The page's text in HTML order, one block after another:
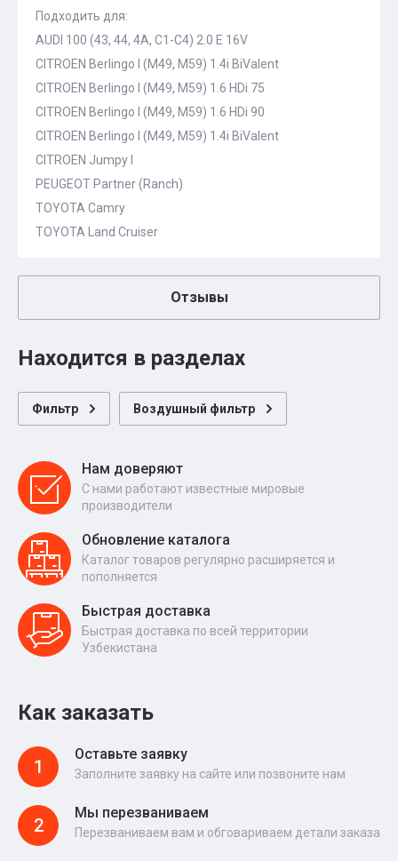
Подходить для:
AUDI 100 (43, 44, 4A, C1-C4) 2.0 E 16V
CITROEN Berlingo I (M49, M59) 1.4i BiValent
CITROEN Berlingo I (M49, M59) 1.6 HDi 75
CITROEN Berlingo I (M49, M59) 1.6 HDi 90
CITROEN Berlingo I (M49, M59) 1.4i BiValent
CITROEN Jumpy I
PEUGEOT Partner (Ranch)
TOYOTA Camry
TOYOTA Land Cruiser
Отзывы
Находится в разделах
Фильтр Воздушный фильтр
Нам доверяют
С нами работают известные мировые
производители
Обновление каталога
Каталог товаров регулярно расширяется и
пополняется
Быстрая доставка
Быстрая доставка по всей территории
Узбекистана
Как заказать
1
Оставьте заявку
Заполните заявку на сайте или позвоните нам
2
Мы перезваниваем
Перезваниваем вам и обговариваем детали заказа